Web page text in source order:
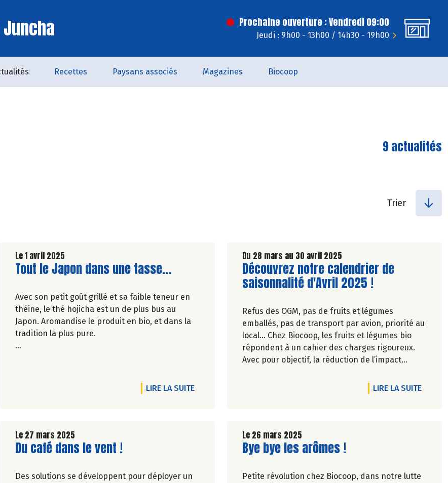
Prochaine ouverture : Vendredi 09:00
Jeudi : 9h00 - 13h00 / 14h30 - 19h00
Recettes Paysans associés Magazines Biocoop
9 actualités
Trier
SOLIDAIRES AVEC NOS PAYSANS JUSQU’À LA CAISSE
Le 1 avril 2025
Lire la suite de l'article
Tout le Japon dans une tasse...
Avec son petit goût grillé et sa faible teneur en
théine, le thé hojicha est un de plus bus au
Japon. Aromandise le produit en bio, et dans la
tradition la plus pure.
LIRE LA SUITEDE L'ARTICLE TOUT LE JAPON DANS UNE TASSE...
Du 28 mars au 30 avril 2025
Lire la suite de l'article
Découvrez notre calendrier de
saisonnalité d'Avril 2025 !
Refus des OGM, pas de fruits et légumes
emballés, pas de transport par avion, priorité au
local… Chez Biocoop, les fruits et légumes bio
répondent à un cahier des charges rigoureux.
Avec pour objectif, la réduction de l’impact
l’environnement. Parce que manger des produits
de qualité rime avec respect de la saisonnalité,
Découvrez celui d'Avril 2025 !
LIRE LA SUITEDE
Le 27 mars 2025
Lire la suite de l'article
Du café dans le vent !
Des solutions se développent pour déployer un
Le 26 mars 2025
Lire la suite de l'article
Bye bye les arômes !
Petite révolution chez Biocoop, dans notre lutte